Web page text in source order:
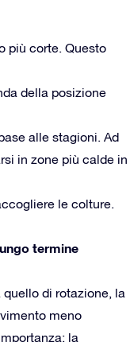
più corte. Questo
della posizione
alle stagioni. Ad
in zone più calde in
le colture.
termine
di rotazione, la
meno
la